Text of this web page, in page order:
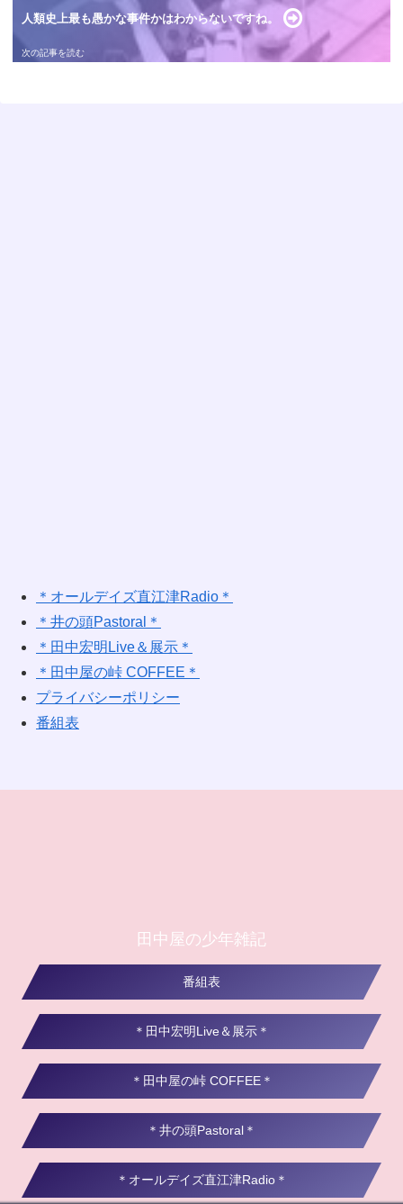
人類史上最も愚かな事件かはわからないですね。
＊オールデイズ直江津Radio＊
＊井の頭Pastoral＊
＊田中宏明Live＆展示＊
＊田中屋の峠 COFFEE＊
プライバシーポリシー
番組表
田中屋の少年雑記
番組表
＊田中宏明Live＆展示＊
＊田中屋の峠 COFFEE＊
＊井の頭Pastoral＊
＊オールデイズ直江津Radio＊